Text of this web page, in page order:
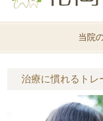
当院
治療に慣れるトレ